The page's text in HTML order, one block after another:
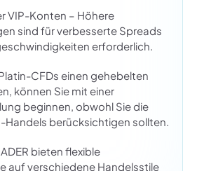
VIP-Konten – Höhere
sind für verbesserte Spreads
erforderlich.
CFDs einen gehebelten
können Sie mit einer
beginnen, obwohl Sie die
Handels berücksichtigen sollten.
bieten flexible
auf verschiedene Handelsstile